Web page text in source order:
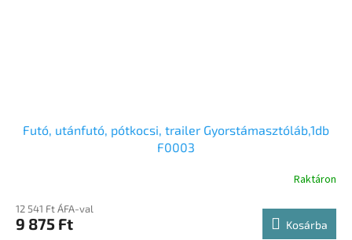
Futó, utánfutó, pótkocsi, trailer Gyorstámasztóláb,1db
F0003
Raktáron
12 541 Ft ÁFA-val
9 875 Ft Kosárba